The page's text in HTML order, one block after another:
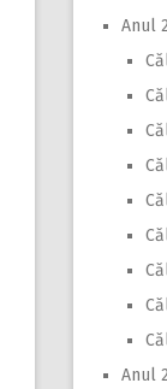
Anul
Anul